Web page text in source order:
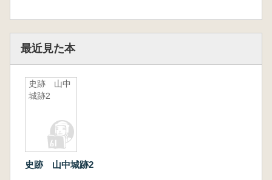
最近見た本
史跡 山中
城跡2
史跡 山中城跡2